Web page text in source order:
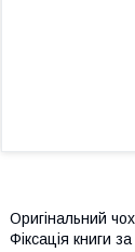
Оригінальний
Фіксація книги